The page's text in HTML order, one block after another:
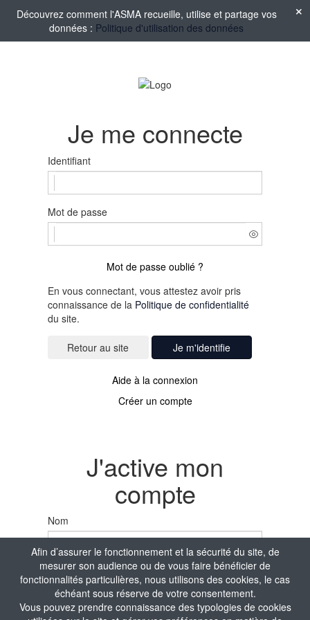
Afin d’assurer le fonctionnement et la sécurité du site, de
mesurer son audience ou de vous faire bénéficier de
fonctionnalités particulières, nous utilisons des cookies, le cas
échéant sous réserve de votre consentement.
Vous pouvez prendre connaissance des typologies de cookies
Découvrez comment l'ASMA recueille, utilise et partage vos
données : Politique d'utilisation des données
Je me connecte
Identifiant
Mot de passe
Mot de passe oublié ?
En vous connectant, vous attestez avoir pris
connaissance de la Politique de confidentialité
du site.
Je m'identifie
Aide à la connexion
Créer un compte
J'active mon
compte
Nom
Prénom